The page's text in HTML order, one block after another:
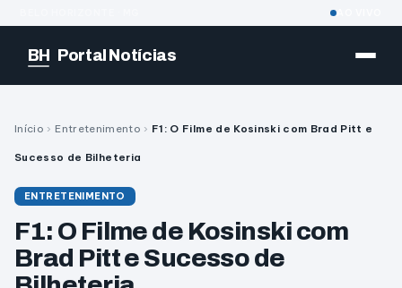
BH Portal Notícias
Início › Entretenimento › F1: O Filme de Kosinski com Brad Pitt e
Sucesso de Bilheteria
ENTRETENIMENTO
F1: O Filme de Kosinski com
Brad Pitt e Sucesso de